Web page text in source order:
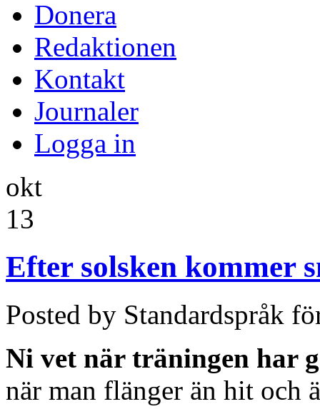
Donera
Redaktionen
Kontakt
Journaler
Logga in
okt
13
Efter solsken kommer
Posted by Standardspråk
Ni vet när träningen har
när man flänger än hit och